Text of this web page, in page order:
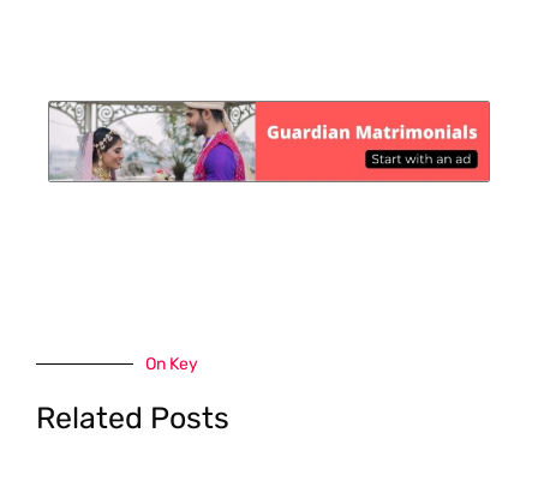
On Key
Related Posts